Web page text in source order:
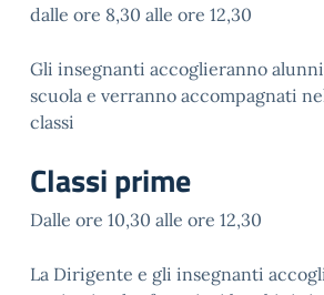
dalle ore 8,30 alle ore 12,30
Gli insegnanti accoglieranno
scuola e verranno accompagnati
classi
Classi prime
Dalle ore 10,30 alle ore 12,30
La Dirigente e gli insegnanti